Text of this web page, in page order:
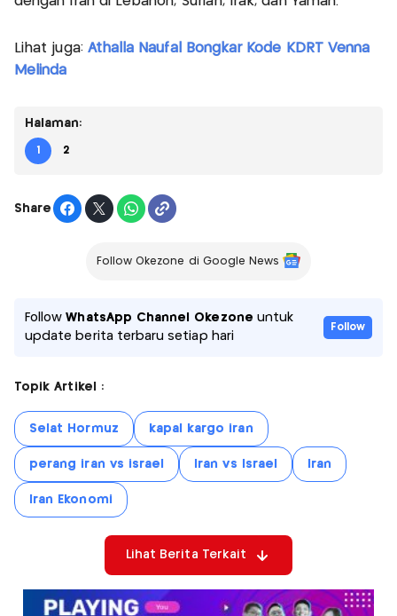
Lihat juga: Athalla Naufal Bongkar Kode KDRT Venna
Melinda
Halaman:
1 2
Share
Follow Okezone di Google News
FollowWhatsApp Channel Okezone untuk
update berita terbaru setiap hari
Follow
Topik Artikel :
Selat Hormuz kapal kargo iran
perang iran vs israel Iran vs Israel Iran
Iran Ekonomi
Lihat Berita Terkait